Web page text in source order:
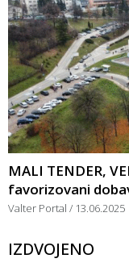
MALI TENDER,
favorizovani
Valter Portal 13.06.2025
IZDVOJENO